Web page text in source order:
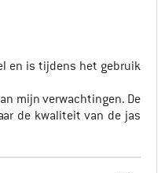
en is tijdens het gebruik
mijn verwachtingen. De
de kwaliteit van de jas